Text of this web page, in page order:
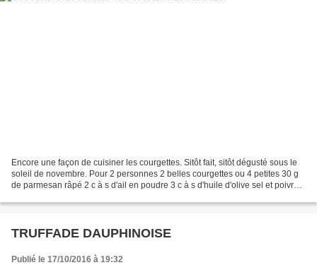
Encore une façon de cuisiner les courgettes. Sitôt fait, sitôt dégusté sous le
soleil de novembre. Pour 2 personnes 2 belles courgettes ou 4 petites 30 g
de parmesan râpé 2 c à s d'ail en poudre 3 c à s d'huile d'olive sel et poivre
TRUFFADE DAUPHINOISE
Publié le 17/10/2016 à 19:32